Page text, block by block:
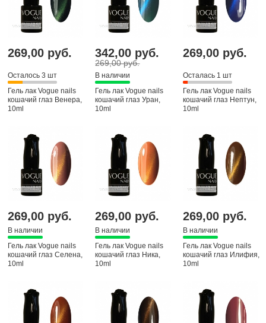
269,00 руб.
Осталось 3 шт
Гель лак Vogue nails
кошачий глаз Венера,
10ml
342,00 руб.
269,00 руб.
В наличии
Гель лак Vogue nails
кошачий глаз Уран,
10ml
269,00 руб.
Осталась 1 шт
Гель лак Vogue nails
кошачий глаз Нептун,
10ml
269,00 руб.
В наличии
Гель лак Vogue nails
кошачий глаз Селена,
10ml
269,00 руб.
В наличии
Гель лак Vogue nails
кошачий глаз Ника,
10ml
269,00 руб.
В наличии
Гель лак Vogue nails
кошачий глаз Илифия,
10ml